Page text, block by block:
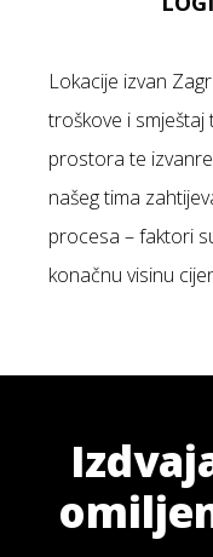
Lokacije izvan
troškove i smještaj
prostora te
našeg tima
procesa – faktori
konačnu visinu